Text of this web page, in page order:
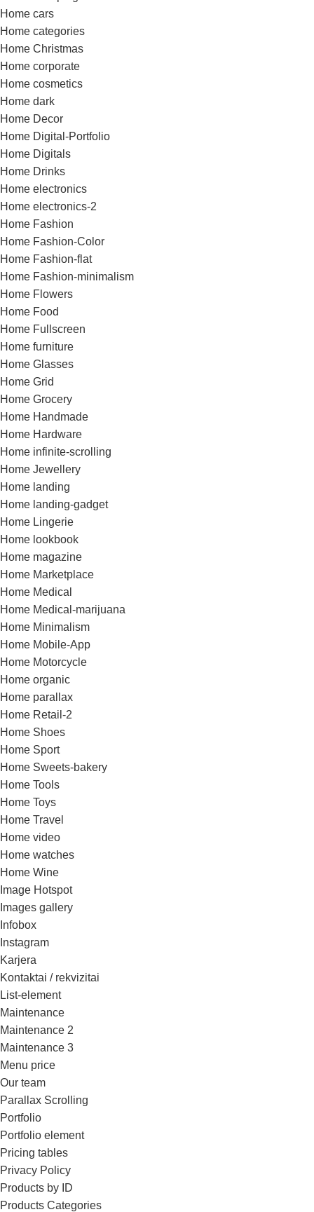
Home cars
Home categories
Home Christmas
Home corporate
Home cosmetics
Home dark
Home Decor
Home Digital-Portfolio
Home Digitals
Home Drinks
Home electronics
Home electronics-2
Home Fashion
Home Fashion-Color
Home Fashion-flat
Home Fashion-minimalism
Home Flowers
Home Food
Home Fullscreen
Home furniture
Home Glasses
Home Grid
Home Grocery
Home Handmade
Home Hardware
Home infinite-scrolling
Home Jewellery
Home landing
Home landing-gadget
Home Lingerie
Home lookbook
Home magazine
Home Marketplace
Home Medical
Home Medical-marijuana
Home Minimalism
Home Mobile-App
Home Motorcycle
Home organic
Home parallax
Home Retail-2
Home Shoes
Home Sport
Home Sweets-bakery
Home Tools
Home Toys
Home Travel
Home video
Home watches
Home Wine
Image Hotspot
Images gallery
Infobox
Instagram
Karjera
Kontaktai / rekvizitai
List-element
Maintenance
Maintenance 2
Maintenance 3
Menu price
Our team
Parallax Scrolling
Portfolio
Portfolio element
Pricing tables
Privacy Policy
Products by ID
Products Categories